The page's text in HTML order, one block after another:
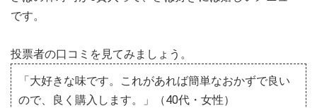
です。
投票者の口コミを見てみましょう。
「大好きな味です。これがあれば簡単なおかずで良い
ので、良く購入します。」（40代・女性）